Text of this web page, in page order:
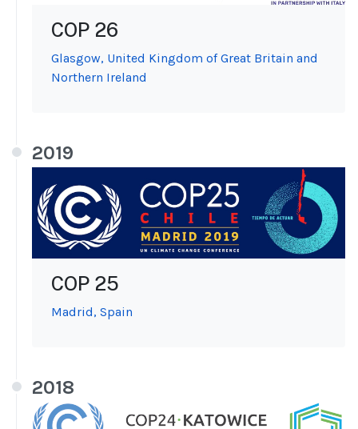
COP 26
Glasgow, United Kingdom of Great Britain and
Northern Ireland
2019
COP 25
Madrid, Spain
2018